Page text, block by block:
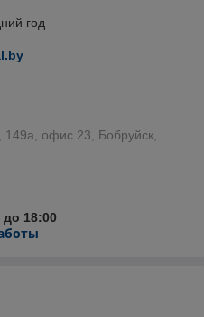
год
149а, офис 23, Бобруйск,
до 18:00